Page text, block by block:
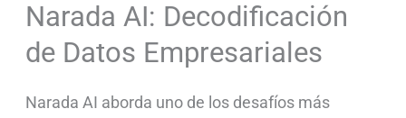
Narada AI: Decodificación
de Datos Empresariales
Narada AI aborda uno de los desafíos más